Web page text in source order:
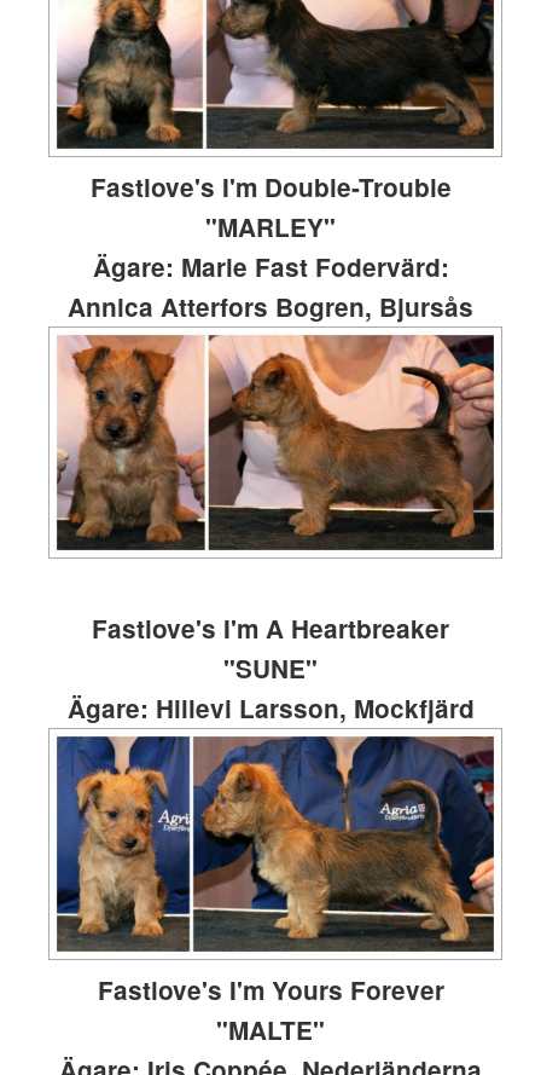
Fastlove's I'm Double-Trouble
"MARLEY"
Ägare: Marie Fast Fodervärd:
Annica Atterfors Bogren, Bjursås
Fastlove's I'm A Heartbreaker
"SUNE"
Ägare: Hillevi Larsson, Mockfjärd
Fastlove's I'm Yours Forever
"MALTE"